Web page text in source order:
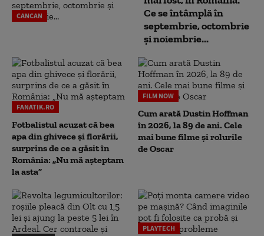
CANCAN
Ce se întâmplă în
septembrie, octombrie
și noiembrie...
FANATIK.RO
Fotbalistul acuzat că bea
apa din ghivece și florării,
surprins de ce a găsit în
România: „Nu mă așteptam
la asta”
FILM NOW
Cum arată Dustin Hoffman
în 2026, la 89 de ani. Cele
mai bune filme și rolurile
de Oscar
PLAYTECH